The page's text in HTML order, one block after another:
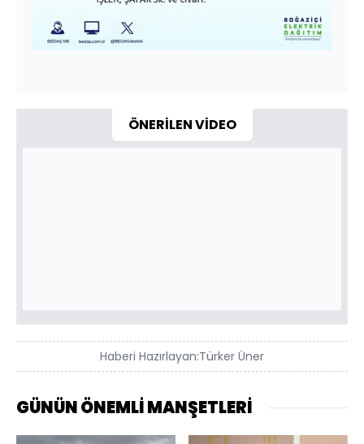
ÖNERİLEN VİDEO
Haberi Hazırlayan:Türker Üner
GÜNÜN ÖNEMLİ MANŞETLERİ